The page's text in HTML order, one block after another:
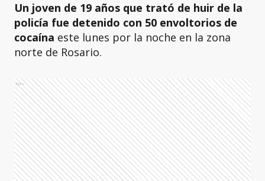
Un joven de 19 años que trató de huir de la
policía fue detenido con 50 envoltorios de
cocaína este lunes por la noche en la zona
norte de Rosario.
Ads